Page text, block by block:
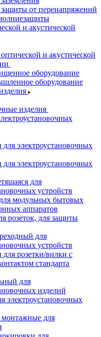
защиты от перенапряжений
и акустической
и акустической
оборудование
оборудование
изделия
для электроустановочных
для электроустановочных
для
устройств
модульных бытовых
аппаратов
розеток, для защиты
для
устройств
для розетки/вилки с
стандарта
для
изделий
электроустановочных
для